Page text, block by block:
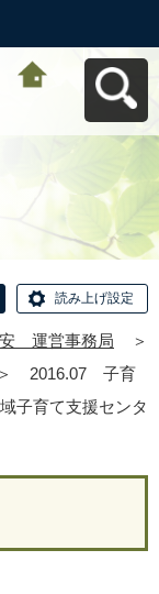
読み上げ設定
運営事務局
＞
＞
2016.07 子育
子育て支援センタ